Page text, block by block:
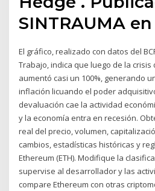
SINTRAUMA en
El gráfico, realizado con datos del
Trabajo, indica que luego de la crisis
aumentó casi un 100%, generando
inflación licuando el poder
devaluación cae la actividad
y la economía entra en recesión.
real del precio, volumen,
cambios, estadísticas históricas y
Ethereum (ETH). Modifique la
supervise al desarrollador y las
compare Ethereum con otras